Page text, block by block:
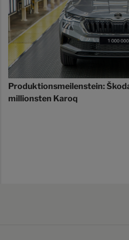
Produktionsmeilenstein:
millionsten Karoq